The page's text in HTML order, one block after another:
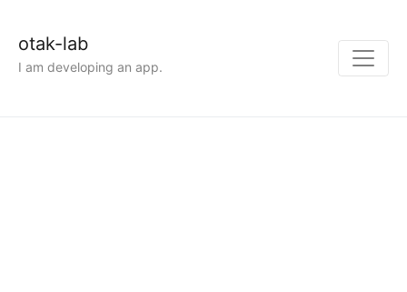
otak-lab
I am developing an app.